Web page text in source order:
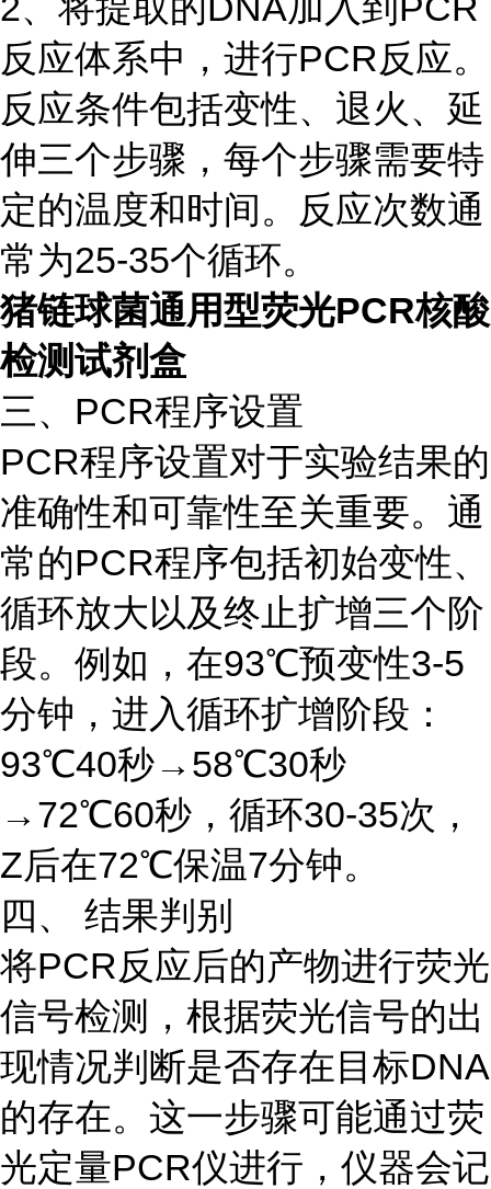
反应体系中，进行PCR反应。
反应条件包括变性、退火、延
伸三个步骤，每个步骤需要特
定的温度和时间。反应次数通
常为25-35个循环。
猪链球菌通用型荧光PCR核酸
检测试剂盒
三、PCR程序设置
PCR程序设置对于实验结果的
准确性和可靠性至关重要。通
常的PCR程序包括初始变性、
循环放大以及终止扩增三个阶
段。例如，在93℃预变性3-5
分钟，进入循环扩增阶段：
93℃40秒→58℃30秒
→72℃60秒，循环30-35次，
Z后在72℃保温7分钟。
四、 结果判别
将PCR反应后的产物进行荧光
信号检测，根据荧光信号的出
现情况判断是否存在目标DNA
的存在。这一步骤可能通过荧
光定量PCR仪进行，仪器会记